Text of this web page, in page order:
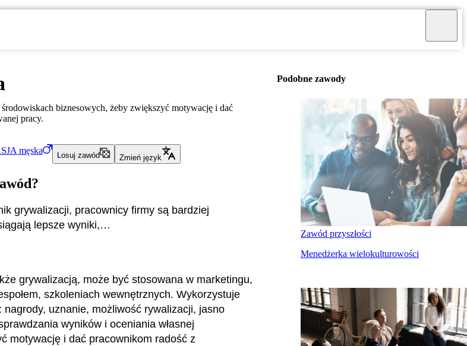
biznesowych, żeby zwiększyć motywację i dać
pracy.
męska
Losuj zawód Zmień język
grywalizacji, pracownicy firmy są bardziej
lepsze wyniki,…
grywalizacją, może być stosowana w marketingu,
szkoleniach wewnętrznych. Wykorzystuje
uznanie, możliwość rywalizacji, jasno
wyników i oceniania własnej
motywację i dać pracownikom radość z
Podobne zawody
Zawód przyszłości
Menedżerka wielokulturowości